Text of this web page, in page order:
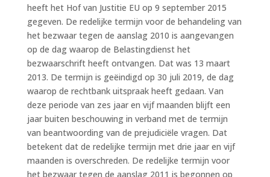
heeft het Hof van Justitie EU op 9 september 2015
gegeven. De redelijke termijn voor de behandeling van
het bezwaar tegen de aanslag 2010 is aangevangen
op de dag waarop de Belastingdienst het
bezwaarschrift heeft ontvangen. Dat was 13 maart
2013. De termijn is geëindigd op 30 juli 2019, de dag
waarop de rechtbank uitspraak heeft gedaan. Van
deze periode van zes jaar en vijf maanden blijft een
jaar buiten beschouwing in verband met de termijn
van beantwoording van de prejudiciële vragen. Dat
betekent dat de redelijke termijn met drie jaar en vijf
maanden is overschreden. De redelijke termijn voor
het bezwaar tegen de aanslag 2011 is begonnen op